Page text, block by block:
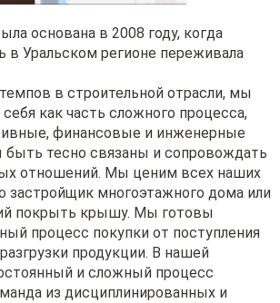
основана в 2008 году, когда
Уральском регионе переживала
в строительной отрасли, мы
как часть сложного процесса,
финансовые и инженерные
тесно связаны и сопровождать
отношений. Мы ценим всех наших
застройщик многоэтажного дома или
покрыть крышу. Мы готовы
процесс покупки от поступления
продукции. В нашей
и сложный процесс
из дисциплинированных и